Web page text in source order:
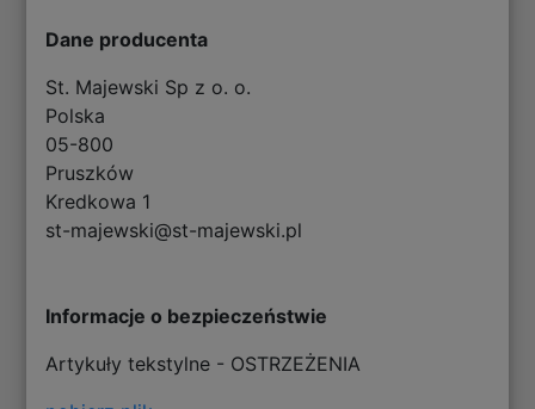
Dane producenta
St. Majewski Sp z o. o.
Polska
05-800
Pruszków
Kredkowa 1
st-majewski@st-majewski.pl
Informacje o bezpieczeństwie
Artykuły tekstylne - OSTRZEŻENIA